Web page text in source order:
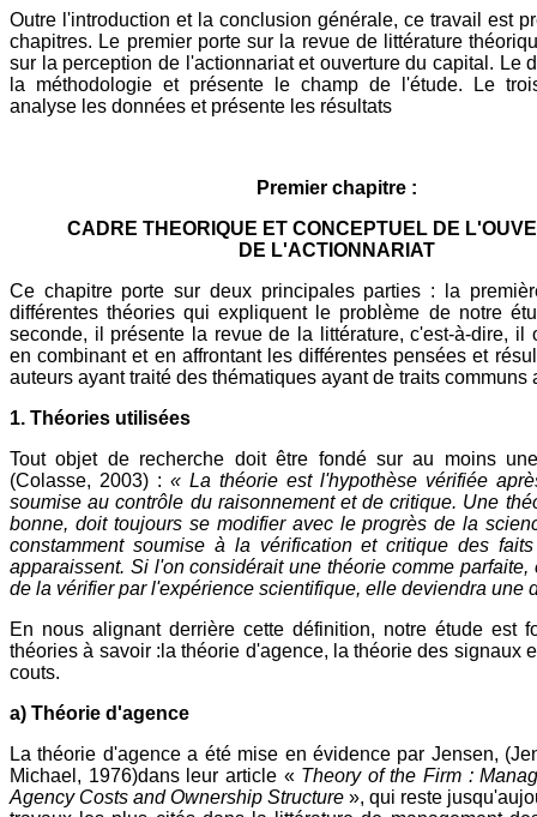
Outre l'introduction et la conclusion générale, ce travail est
chapitres. Le premier porte sur la revue de littérature
sur la perception de l'actionnariat et ouverture du capital. Le
la méthodologie et présente le champ de l'étude. Le
analyse les données et présente les résultats
Premier chapitre :
CADRE THEORIQUE ET CONCEPTUEL DE
DE L'ACTIONNARIAT
Ce chapitre porte sur deux principales parties : la
différentes théories qui expliquent le problème de notre
seconde, il présente la revue de la littérature, c'est-à-dire, il
en combinant et en affrontant les différentes pensées et
auteurs ayant traité des thématiques ayant de traits communs
1. Théories utilisées
Tout objet de recherche doit être fondé sur au moins
(Colasse, 2003) : « La théorie est l'hypothèse vérifiée
soumise au contrôle du raisonnement et de critique. Une
bonne, doit toujours se modifier avec le progrès de la
constamment soumise à la vérification et critique des
apparaissent. Si l'on considérait une théorie comme parfaite,
de la vérifier par l'expérience scientifique, elle deviendra une
En nous alignant derrière cette définition, notre étude est
théories à savoir :la théorie d'agence, la théorie des signaux
couts.
a) Théorie d'agence
La théorie d'agence a été mise en évidence par Jensen,
Michael, 1976)dans leur article «Theory of the Firm :
Agency Costs and Ownership Structure », qui reste